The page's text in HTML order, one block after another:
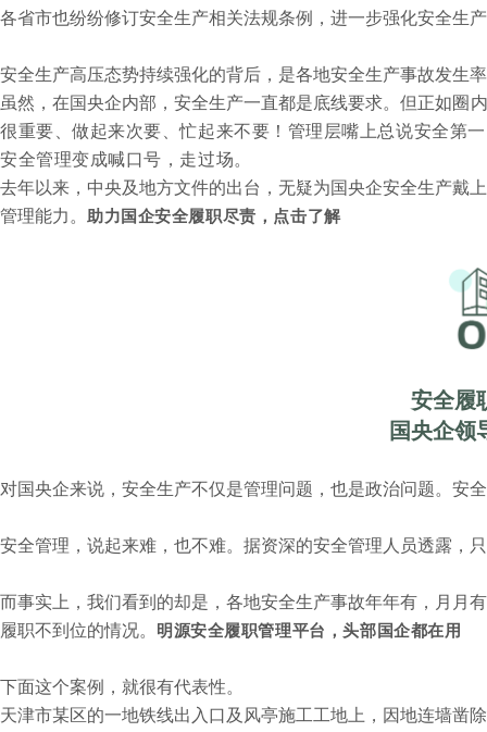
各省市也纷纷修订安全生产相关法规条例，进一步强化安全生
安全生产高压态势持续强化的背后，是各地安全生产事故发生
虽然，在国央企内部，安全生产一直都是底线要求。但正如圈
很重要、做起来次要、忙起来不要！ 管理层嘴上总说安全第
安全管理变成喊口号，走过场。
去年以来，中央及地方文件的出台，无疑为国央企安全生产戴
管理能力。
助力国企安全履职尽责，点击了解
安全履
国央企领
对国央企来说，安全生产不仅是管理问题，也是政治问题。安
安全管理，说起来难，也不难。据资深的安全管理人员透露，
而事实上，我们看到的却是，各地安全生产事故年年有，月月
履职不到位的情况。 明源安全履职管理平台，头部国企都在用
下面这个案例，就很有代表性。
天津市某区的一地铁线出入口及风亭施工工地上，因地连墙凿